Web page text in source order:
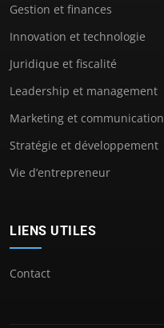
Gestion et finances
Innovation et technologie
Juridique et fiscalité
Leadership et management
Marketing et communication
Stratégie et développement
Vie d’entrepreneur
LIENS UTILES
Contact